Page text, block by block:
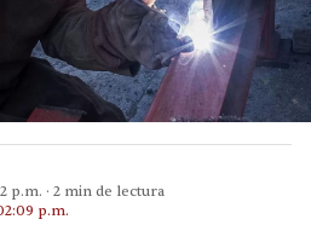
p.m. · 2 min de lectura
p.m.